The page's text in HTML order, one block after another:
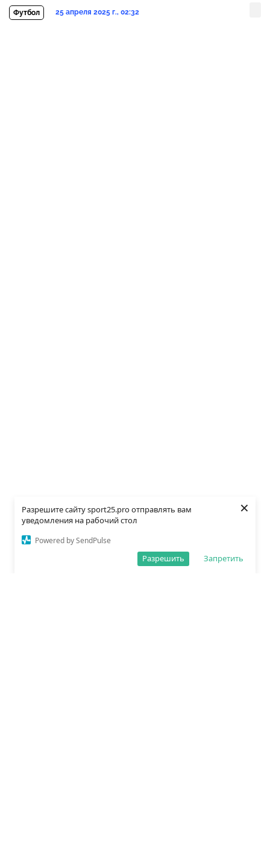
Разрешите сайту sport25.pro отправлять вам
уведомления на рабочий стол
Powered by SendPulse
Запретить
Разрешить
×
Футбол 25 апреля 2025 г., 02:32